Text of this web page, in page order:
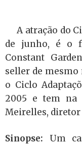
A atração do
de junho, é o
Constant
seller de mesmo
o Ciclo
2005 e tem na
Meirelles, diretor
Sinopse: Um